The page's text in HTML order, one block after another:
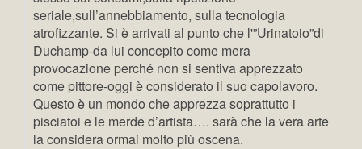
seriale,sull’annebbiamento, sulla tecnologia
atrofizzante. Si è arrivati al punto che l'”Urinatoio”di
Duchamp-da lui concepito come mera
provocazione perché non si sentiva apprezzato
come pittore-oggi è considerato il suo capolavoro.
Questo è un mondo che apprezza soprattutto i
pisciatoi e le merde d’artista…. sarà che la vera arte
la considera ormai molto più oscena.